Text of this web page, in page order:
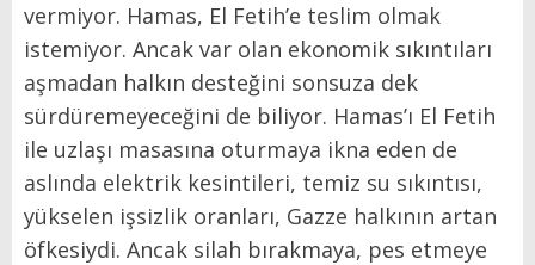
vermiyor. Hamas, El Fetih’e teslim olmak
istemiyor. Ancak var olan ekonomik sıkıntıları
aşmadan halkın desteğini sonsuza dek
sürdüremeyeceğini de biliyor. Hamas’ı El Fetih
ile uzlaşı masasına oturmaya ikna eden de
aslında elektrik kesintileri, temiz su sıkıntısı,
yükselen işsizlik oranları, Gazze halkının artan
öfkesiydi. Ancak silah bırakmaya, pes etmeye